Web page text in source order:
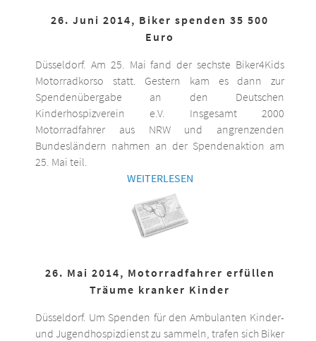
26. Juni 2014, Biker spenden 35 500
Euro
Düsseldorf. Am 25. Mai fand der sechste Biker4Kids
Motorradkorso statt. Gestern kam es dann zur
Spendenübergabe an den Deutschen
Kinderhospizverein e.V. Insgesamt 2000
Motorradfahrer aus NRW und angrenzenden
Bundesländern nahmen an der Spendenaktion am
25. Mai teil.
WEITERLESEN
26. Mai 2014, Motorradfahrer erfüllen
Träume kranker Kinder
Düsseldorf. Um Spenden für den Ambulanten Kinder-
und Jugendhospizdienst zu sammeln, trafen sich Biker